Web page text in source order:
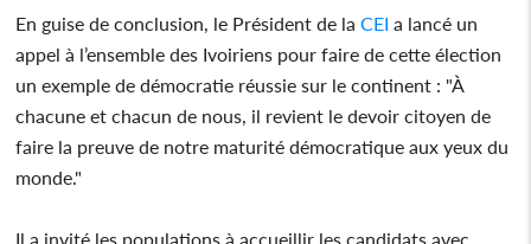
En guise de conclusion, le Président de laCEI a lancé un
appel à l’ensemble des Ivoiriens pour faire de cette élection
un exemple de démocratie réussie sur le continent : "À
chacune et chacun de nous, il revient le devoir citoyen de
faire la preuve de notre maturité démocratique aux yeux du
monde."
Il a invité les populations à accueillir les candidats avec